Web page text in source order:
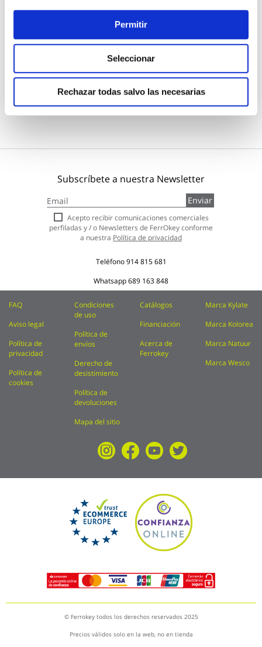
Permitir
Seleccionar
Rechazar todas salvo las necesarias
Fontana
93,40 €
Añadir al carrito
Subscríbete a nuestra Newsletter
a
nuestro
boletín
de
Enviar
Acepto recibir comunicaciones comerciales
perfiladas y / o Newsletters de FerrOkey conforme
a nuestra Política de privacidad
Teléfono914 815 681
Whatsapp689 163 848
FAQ
Aviso legal
Política de
privacidad
Política de
cookies
Condiciones
de uso
Política de
envíos
Derecho de
desistimiento
Política de
devoluciones
Mapa del sitio
Catálogos
Financiación
Acerca de
Ferrokey
Marca Kylate
Marca Kolorea
Marca Natuur
Marca Wesco
© Ferrokey todos los derechos reservados 2025
Precios válidos solo en la web, no en tienda